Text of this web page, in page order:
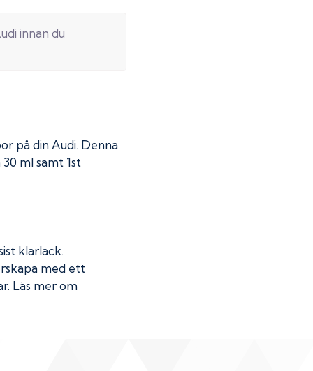
innan du
på din Audi. Denna
ml samt 1st
klarlack.
med ett
Läs mer om